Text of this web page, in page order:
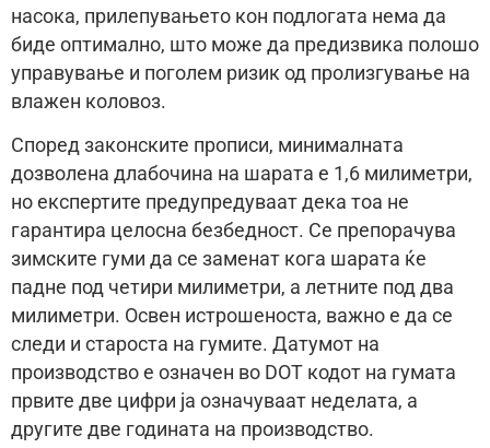
насока, прилепувањето кон подлогата нема да
биде оптимално, што може да предизвика полошо
управување и поголем ризик од пролизгување на
влажен коловоз.
Според законските прописи, минималната
дозволена длабочина на шарата е 1,6 милиметри,
но експертите предупредуваат дека тоа не
гарантира целосна безбедност. Се препорачува
зимските гуми да се заменат кога шарата ќе
падне под четири милиметри, а летните под два
милиметри. Освен истрошеноста, важно е да се
следи и староста на гумите. Датумот на
производство е означен во DOT кодот на гумата
првите две цифри ја означуваат неделата, а
другите две годината на производство.